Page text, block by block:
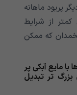
پریود ماهانه
کمتر از شرایط
که ممکن
مایع آبکی پر
تر تبدیل